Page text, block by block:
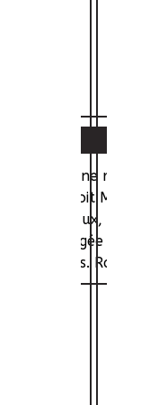
par une
il reçoit
Meurteaux,
Célia âgée de
4 mois.